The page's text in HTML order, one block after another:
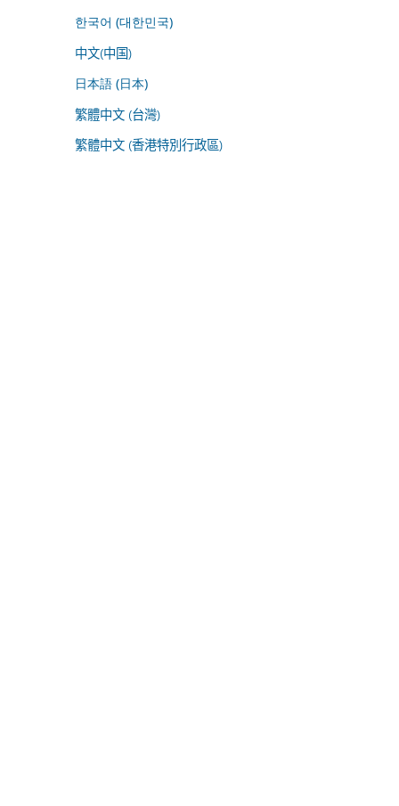
한국어 (대한민국)
中文(中国)
日本語 (日本)
繁體中文 (台灣)
繁體中文 (香港特別行政區)